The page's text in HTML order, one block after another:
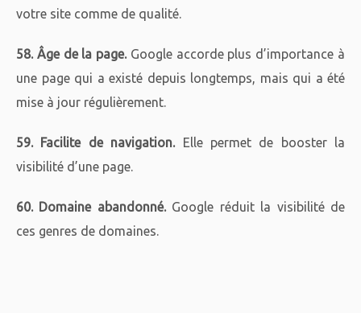
votre site comme de qualité.
58. Âge de la page.Google accorde plus d’importance à
une page qui a existé depuis longtemps, mais qui a été
mise à jour régulièrement.
59. Facilite de navigation.Elle permet de booster la
visibilité d’une page.
60. Domaine abandonné.Google réduit la visibilité de
ces genres de domaines.